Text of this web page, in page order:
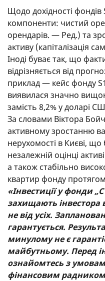
Щодо дохідності фондів
компоненти: чистий
орендарів. — Ред.) та
активу (капіталізація
Іноді буває так, що
відрізняється від
приклад — кейс фонду
виявилася значно
замість 8,2% у доларі
За словами Віктора
активному зростанню
нерухомості в Києві,
незалежній оцінці
а також стабільно
квартир фонду протягом
«Інвестиції у фонди
захищають інвестора
не від усіх.
гарантується.
минулому не є
майбутньому. Перед
ознайомтесь з
фінансовим